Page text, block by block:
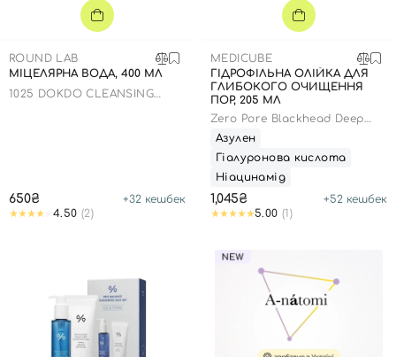
ROUND LAB
МІЦЕЛЯРНА ВОДА, 400 МЛ
1025 DOKDO CLEANSING
650₴ +32 кешбек
4.50 (2)
MEDICUBE
ГІДРОФІЛЬНА ОЛІЙКА ДЛЯ
ГЛИБОКОГО ОЧИЩЕННЯ
ПОР, 205 МЛ
Zero Pore Blackhead Deep
Cleansing Oil
Азулен
Гіалуронова кислота
Ніацинамід
1,045₴ +52 кешбек
5.00 (1)